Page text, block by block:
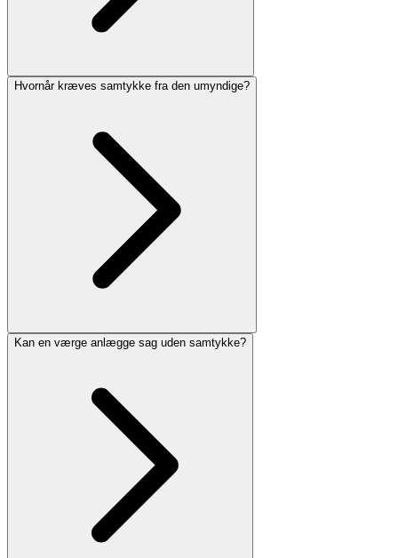
Hvornår kræves samtykke fra den umyndige?
Kan en værge anlægge sag uden samtykke?